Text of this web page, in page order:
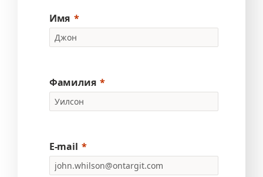
Имя
Фамилия
E-mail